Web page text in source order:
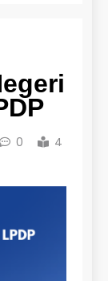
0
4